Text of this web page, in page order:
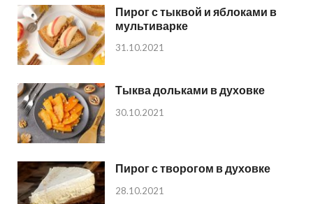
Пирог с тыквой и яблоками в
мультиварке
31.10.2021
Тыква дольками в духовке
30.10.2021
Пирог с творогом в духовке
28.10.2021